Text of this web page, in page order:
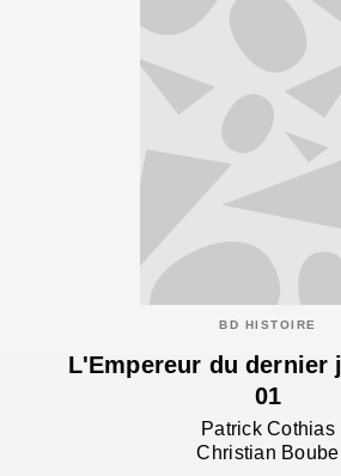
BD HISTOIRE
L'Empereur du dernier
01
Patrick Cothias
Christian Boube